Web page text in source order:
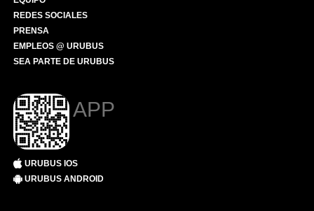
REDES SOCIALES
PRENSA
EMPLEOS @ URUBUS
SEA PARTE DE URUBUS
APP
URUBUS IOS
URUBUS ANDROID